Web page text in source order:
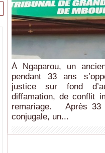
À Ngaparou, un
pendant 33 ans
justice sur fond
diffamation, de conflit
remariage. Après 33
conjugale, un...